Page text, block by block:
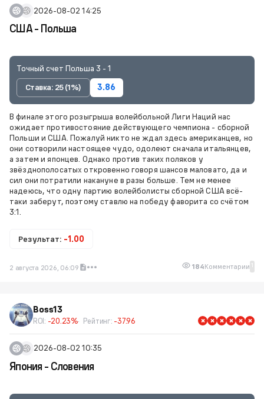
2026-08-02 14:25
США - Польша
Точный счет Польша 3 - 1
Ставка: 25 (1%)
3.86
В финале этого розыгрыша волейбольной Лиги Наций нас
ожидает противостояние действующего чемпиона - сборной
Польши и США. Пожалуй никто не ждал здесь американцев, но
они сотворили настоящее чудо, одолеют сначала итальянцев,
а затем и японцев. Однако против таких поляков у
звёзднополосатых откровенно говоря шансов маловато, да и
сил они потратили накануне в разы больше. Тем не менее
надеюсь, что одну партию волейболисты сборной США всё-
таки заберут, поэтому ставлю на победу фаворита со счётом
3:1.
Результат: -1.00
2 августа 2026, 06:09 184Комментарии 1
Boss13
ROI: -20.23% Рейтинг: -37.96
2026-08-02 10:35
Япония - Словения